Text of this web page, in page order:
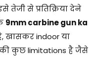
तेजी से प्रतिक्रिया देने
9mm carbine gun ka
खासकर indoor या
कुछ limitations है जैसे